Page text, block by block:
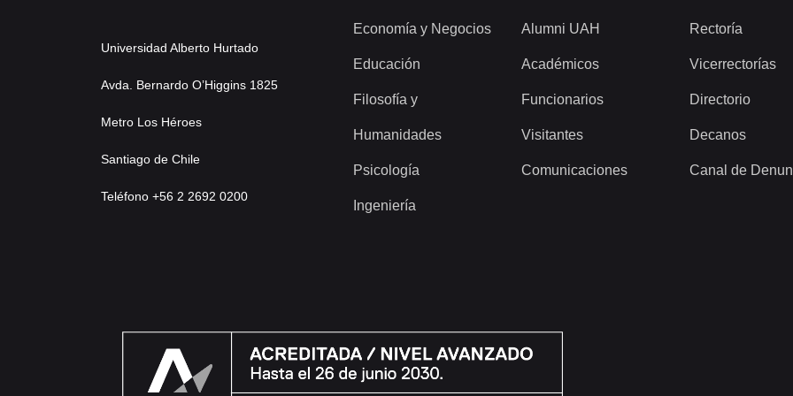
Universidad Alberto Hurtado
Avda. Bernardo O’Higgins 1825
Metro Los Héroes
Santiago de Chile
Teléfono +56 2 2692 0200
Economía y Negocios
Educación
Filosofía y
Humanidades
Psicología
Ingeniería
Alumni UAH
Académicos
Funcionarios
Visitantes
Comunicaciones
Rectoría
Vicerrectorías
Directorio
Decanos
Canal de